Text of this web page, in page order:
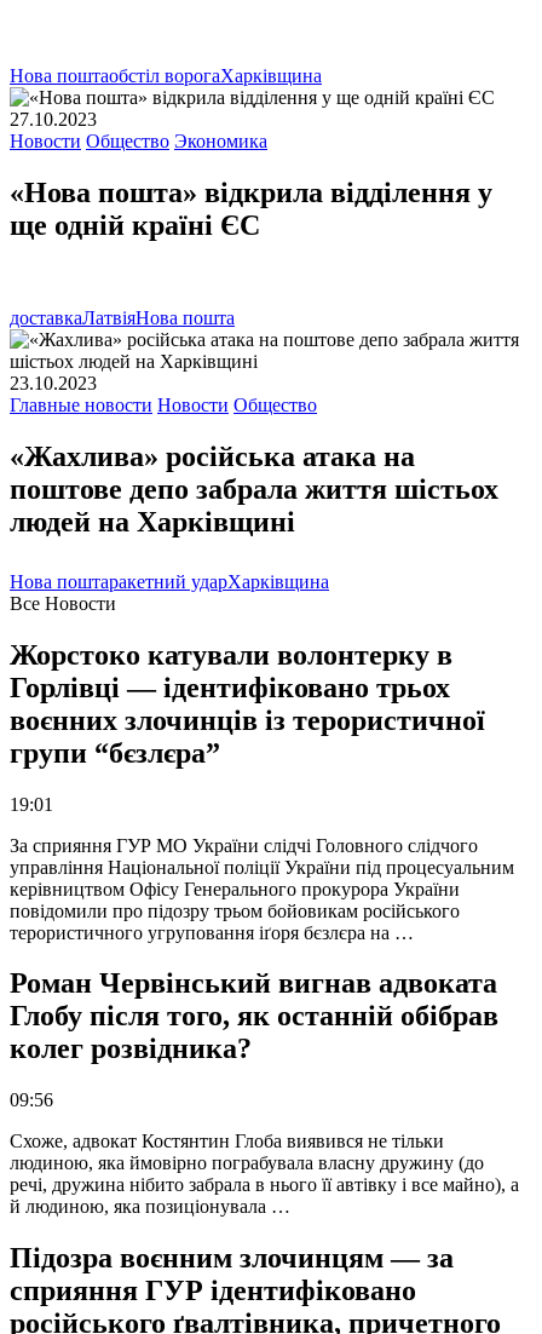
Нова поштаобстіл ворогаХарківщина
27.10.2023
Новости Общество Экономика
«Нова пошта» відкрила відділення у
ще одній країні ЄС
доставкаЛатвіяНова пошта
23.10.2023
Главные новости Новости Общество
«Жахлива» російська атака на
поштове депо забрала життя шістьох
людей на Харківщині
Нова поштаракетний ударХарківщина
Все Новости
Жорстоко катували волонтерку в
Горлівці — ідентифіковано трьох
воєнних злочинців із терористичної
групи “бєзлєра”
19:01
За сприяння ГУР МО України слідчі Головного слідчого
управління Національної поліції України під процесуальним
керівництвом Офісу Генерального прокурора України
повідомили про підозру трьом бойовикам російського
терористичного угруповання іґоря бєзлєра на …
Роман Червінський вигнав адвоката
Глобу після того, як останній обібрав
колег розвідника?
09:56
Схоже, адвокат Костянтин Глоба виявився не тільки
людиною, яка ймовірно пограбувала власну дружину (до
речі, дружина нібито забрала в нього її автівку і все майно), а
й людиною, яка позиціонувала …
Підозра воєнним злочинцям — за
сприяння ГУР ідентифіковано
російського ґвалтівника, причетного